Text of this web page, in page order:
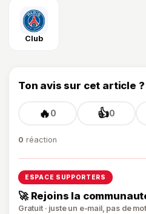
Club
Ton avis sur cet article ?
🔥0 👍0
0 réaction
ESPACE SUPPORTERS
🚀 Rejoins la
Gratuit · juste un e-mail, pas de